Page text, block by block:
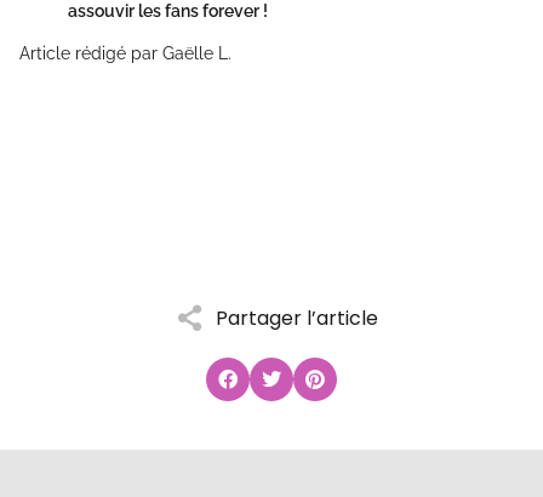
Partager l’article
assouvir les fans forever !
Article rédigé par Gaëlle L.